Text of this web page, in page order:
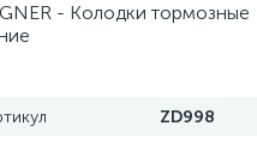
- Колодки тормозные
ZD998